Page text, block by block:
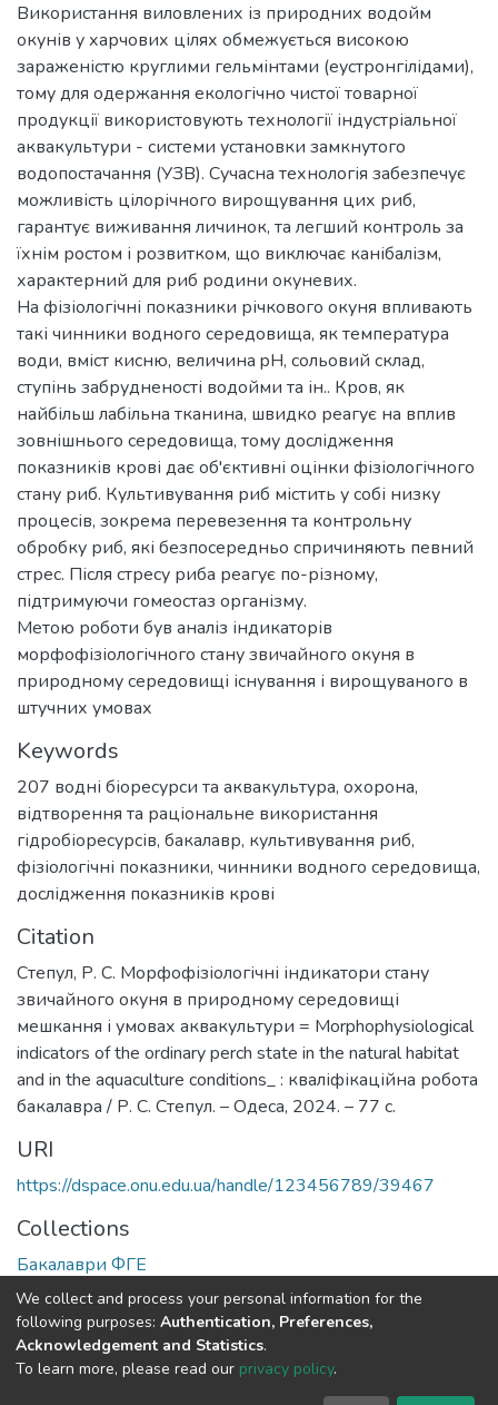
Використання виловлених із природних водойм
окунів у харчових цілях обмежується високою
зараженістю круглими гельмінтами (еустронгілідами),
тому для одержання екологічно чистої товарної
продукції використовують технології індустріальної
аквакультури - системи установки замкнутого
водопостачання (УЗВ). Сучасна технологія забезпечує
можливість цілорічного вирощування цих риб,
гарантує виживання личинок, та легший контроль за
їхнім ростом і розвитком, що виключає канібалізм,
характерний для риб родини окуневих.
На фізіологічні показники річкового окуня впливають
такі чинники водного середовища, як температура
води, вміст кисню, величина pH, сольовий склад,
ступінь забрудненості водойми та ін.. Кров, як
найбільш лабільна тканина, швидко реагує на вплив
зовнішнього середовища, тому дослідження
показників крові дає об'єктивні оцінки фізіологічного
стану риб. Культивування риб містить у собі низку
процесів, зокрема перевезення та контрольну
обробку риб, які безпосередньо спричиняють певний
стрес. Після стресу риба реагує по-різному,
підтримуючи гомеостаз організму.
Метою роботи був аналіз індикаторів
морфофізіологічного стану звичайного окуня в
природному середовищі існування і вирощуваного в
штучних умовах
Keywords
207 водні біоресурси та аквакультура, охорона,
відтворення та раціональне використання
гідробіоресурсів, бакалавр, культивування риб,
фізіологічні показники, чинники водного середовища,
дослідження показників крові
Citation
Степул, Р. С. Морфофізіологічні індикатори стану
звичайного окуня в природному середовищі
мешкання і умовах аквакультури = Morphophysiological
indicators of the ordinary perch state in the natural habitat
and in the aquaculture conditions_ : кваліфікаційна робота
бакалавра / Р. С. Степул. – Одеса, 2024. – 77 с.
URI
https://dspace.onu.edu.ua/handle/123456789/39467
Collections
Бакалаври ФГЕ
Full item page
DSpace software copyright © 2009-2026
We collect and process your personal information for the
following purposes: Authentication, Preferences,
Acknowledgement and Statistics.
To learn more, please read our privacy policy.